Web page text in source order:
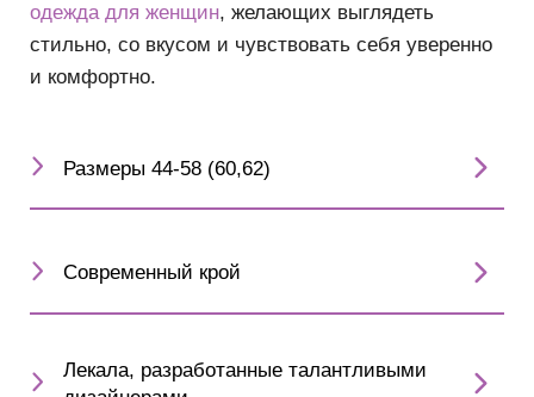
одежда для женщин, желающих выглядеть
стильно, со вкусом и чувствовать себя уверенно
и комфортно.
Размеры 44-58 (60,62)
Современный крой
Лекала, разработанные талантливыми